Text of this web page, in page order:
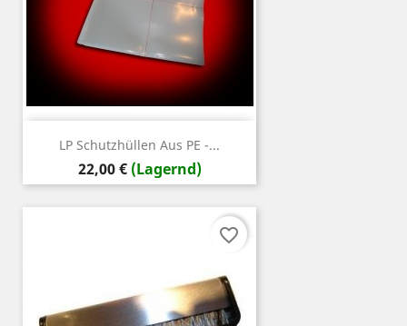
LP Schutzhüllen Aus PE -...
Preis
22,00 € (Lagernd)
favorite_border